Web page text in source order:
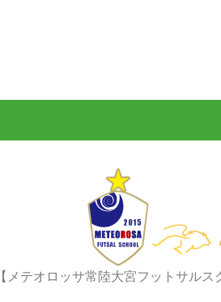
【メテオロッサ常陸大宮フットサルス